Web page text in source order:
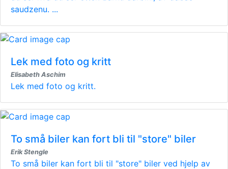
saudzenu. ...
Lek med foto og kritt
Elisabeth Aschim
Lek med foto og kritt.
To små biler kan fort bli til "store" biler
Erik Stengle
To små biler kan fort bli til "store" biler ved hjelp av